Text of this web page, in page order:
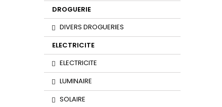
DROGUERIE
DIVERS DROGUERIES
ELECTRICITE
ELECTRICITE
LUMINAIRE
SOLAIRE